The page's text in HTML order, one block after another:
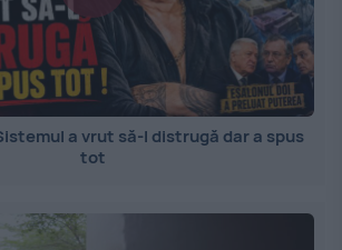
a vrut să-l distrugă dar a spus
tot